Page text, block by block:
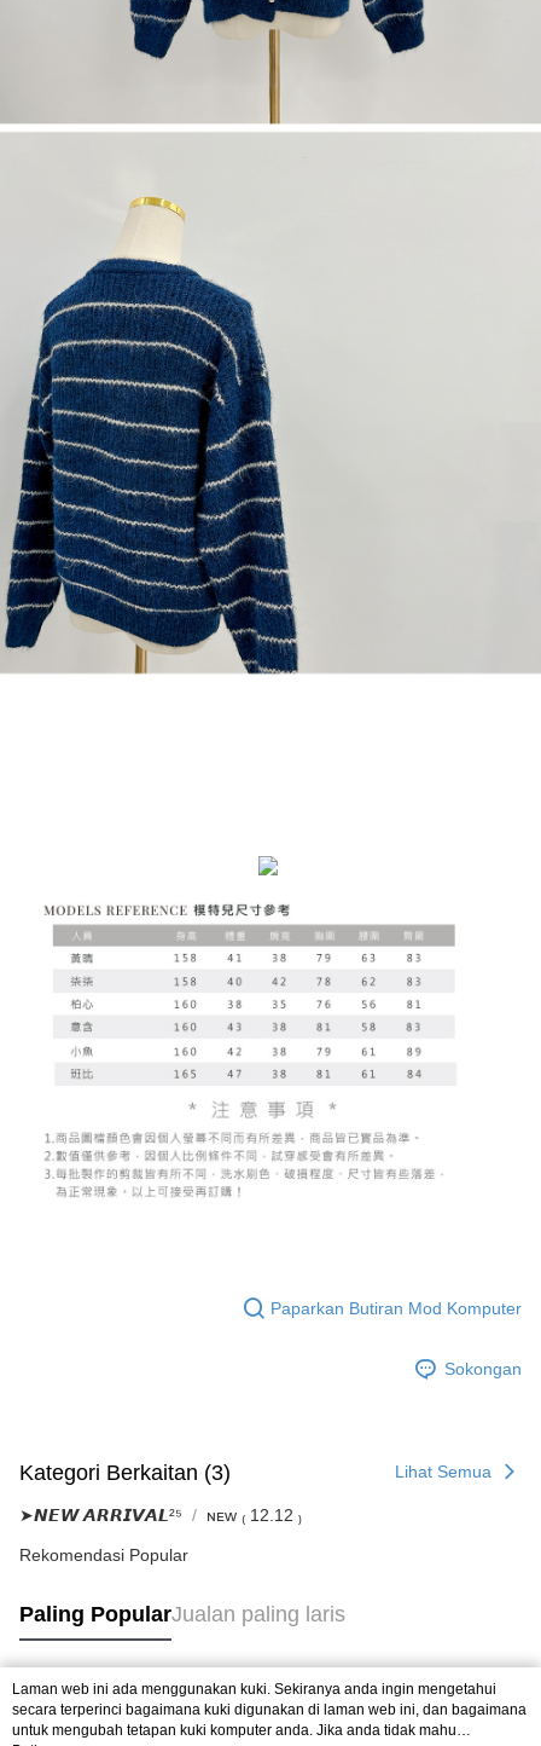
membayar melalui "Kod bar kedai serbaneka / Kedai rasmi Taiwan
Mobile / Pemindahan bank / Pembayaran J街口 / iPASS MONEY" dan
1. Perkhidmatan ini disediakan oleh "Taiwan Mobile Co., Ltd." untuk
menggunakan bil syarikat ini.
"Pembayaran Ansuran Gogo", kedai akan memberikan maklumat peribadi
anda (termasuk nama, telefon atau alamat) kepada Taiwan Mobile untuk
pengumpulan, pemprosesan dan penggunaan, untuk pengesahan,
semakan dan pembetulan data yang diperlukan untuk bil ansuran oleh
Taiwan Mobile.
3. Sila baca syarat perkhidmatan pengguna secara lengkap melalui
pautan berikut: https://oppay.tw/userRule
Paparkan Butiran Mod Komputer
Sokongan
Kategori Berkaitan (3) Lihat Semua
➤𝙉𝙀𝙒 𝘼𝙍𝙍𝙄𝙑𝘼𝙇²⁵ ɴᴇᴡ ₍ 12.12 ₎
Rekomendasi Popular
Paling PopularJualan paling laris
Tag Popular
Laman web ini ada menggunakan kuki. Sekiranya anda ingin mengetahui
secara terperinci bagaimana kuki digunakan di laman web ini, dan bagaimana
untuk mengubah tetapan kuki komputer anda. Jika anda tidak mahu